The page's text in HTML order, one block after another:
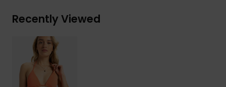
Recently Viewed